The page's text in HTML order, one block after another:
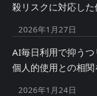
殺リスクに対応し
2026年1月27日
AI毎日利用で抑う
個人的使用との相
2026年1月24日